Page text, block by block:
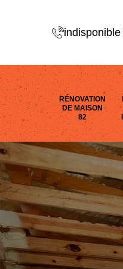
indisponible
RÉNOVATION
DE MAISON
82